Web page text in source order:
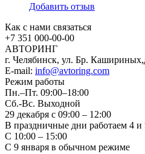
Добавить отзыв
Как с нами связаться
+7 351 000-00-00
АВТОРИНГ
г. Челябинск, ул. Бр.
E-mail: info@avtoring.com
Режим работы
Пн.–Пт. 09:00–18:00
Сб.-Вс. Выходной
29 декабря с 09:00 – 12:00
В праздничные дни работаем 4 и
С 10:00 – 15:00
С 9 января в обычном режиме